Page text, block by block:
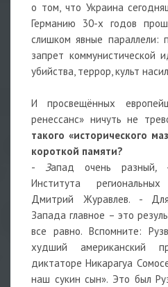
о том, что Украина
Германию 30-х годов
слишком явные параллели:
запрет коммунистической
убийства, террор, культ
И просвещённых
ренессанс» ничуть не
такого «исторического
короткой памяти?
- Запад очень разный,
Института
Дмитрий Журавлев. -
Запада главное – это
все равно. Вспомните:
худший американский
диктаторе Никарагуа
наш сукин сын». Это был